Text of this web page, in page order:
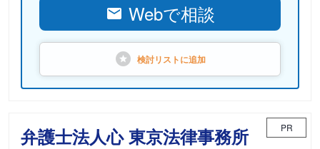
Webで相談
検討リストに追加
弁護士法人心 東京法律事務所 PR